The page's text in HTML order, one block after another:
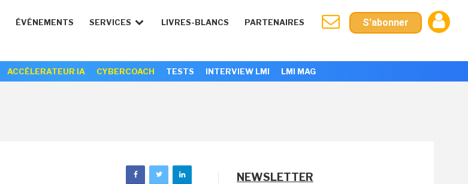
ÉVÉNEMENTS SERVICES LIVRES-BLANCS PARTENAIRES S'abonner
ACCÉLERATEUR IA CYBERCOACH TESTS INTERVIEW LMI LMI MAG
NEWSLETTER